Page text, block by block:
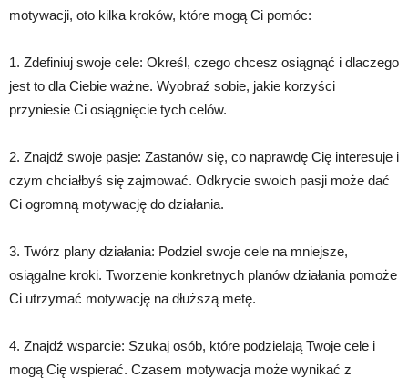
motywacji, oto kilka kroków, które mogą Ci pomóc:
1. Zdefiniuj swoje cele: Określ, czego chcesz osiągnąć i dlaczego
jest to dla Ciebie ważne. Wyobraź sobie, jakie korzyści
przyniesie Ci osiągnięcie tych celów.
2. Znajdź swoje pasje: Zastanów się, co naprawdę Cię interesuje i
czym chciałbyś się zajmować. Odkrycie swoich pasji może dać
Ci ogromną motywację do działania.
3. Twórz plany działania: Podziel swoje cele na mniejsze,
osiągalne kroki. Tworzenie konkretnych planów działania pomoże
Ci utrzymać motywację na dłuższą metę.
4. Znajdź wsparcie: Szukaj osób, które podzielają Twoje cele i
mogą Cię wspierać. Czasem motywacja może wynikać z